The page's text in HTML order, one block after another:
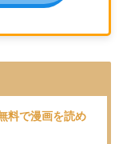
料で漫画を読め